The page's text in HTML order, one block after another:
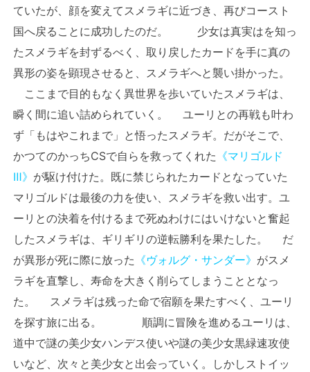
ていたが、顔を変えてスメラギに近づき、再びコースト
国へ戻ることに成功したのだ。 少女は真実はを知っ
たスメラギを封ずるべく、取り戻したカードを手に真の
異形の姿を顕現させると、スメラギへと襲い掛かった。
ここまで目的もなく異世界を歩いていたスメラギは、
瞬く間に追い詰められていく。 ユーリとの再戦も叶わ
ず「もはやこれまで」と悟ったスメラギ。だがそこで、
かつてのかっちCSで自らを救ってくれた 《マリゴルド
Ⅲ》 が駆け付けた。既に禁じられたカードとなっていた
マリゴルドは最後の力を使い、スメラギを救い出す。ユ
ーリとの決着を付けるまで死ぬわけにはいけないと奮起
したスメラギは、ギリギリの逆転勝利を果たした。 だ
が異形が死に際に放った 《ヴォルグ・サンダー》 がスメ
ラギを直撃し、寿命を大きく削らてしまうこととなっ
た。 スメラギは残った命で宿願を果たすべく、ユーリ
を探す旅に出る。 順調に冒険を進めるユーリは、
道中で謎の美少女ハンデス使いや謎の美少女黒緑速攻使
いなど、次々と美少女と出会っていく。しかしストイッ